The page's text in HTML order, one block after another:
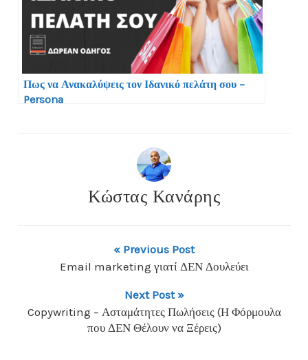
Πως να Ανακαλύψεις τον Ιδανικό πελάτη σου –
Persona
Κώστας Κανάρης
« Previous Post
Email marketing γιατί ΔΕΝ Δουλεύει
Next Post »
Copywriting – Ασταμάτητες Πωλήσεις (Η Φόρμουλα
που ΔΕΝ Θέλουν να Ξέρεις)